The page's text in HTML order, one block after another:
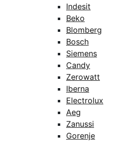
Indesit
Beko
Blomberg
Bosch
Siemens
Candy
Zerowatt
Iberna
Electrolux
Aeg
Zanussi
Gorenje